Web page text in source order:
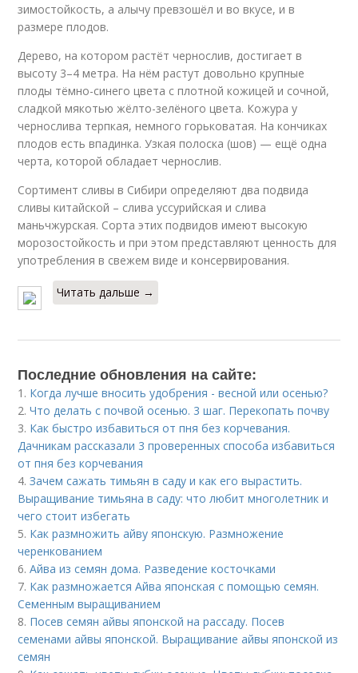
зимостойкость, а алычу превзошёл и во вкусе, и в
размере плодов.
Дерево, на котором растёт чернослив, достигает в
высоту 3–4 метра. На нём растут довольно крупные
плоды тёмно-синего цвета с плотной кожицей и сочной,
сладкой мякотью жёлто-зелёного цвета. Кожура у
чернослива терпкая, немного горьковатая. На кончиках
плодов есть впадинка. Узкая полоска (шов) — ещё одна
черта, которой обладает чернослив.
Сортимент сливы в Сибири определяют два подвида
сливы китайской – слива уссурийская и слива
маньчжурская. Сорта этих подвидов имеют высокую
морозостойкость и при этом представляют ценность для
употребления в свежем виде и консервирования.
Читать дальше →
Последние обновления на сайте:
1. Когда лучше вносить удобрения - весной или осенью?
2.Что делать с почвой осенью. 3 шаг. Перекопать почву
3. Как быстро избавиться от пня без корчевания.
Дачникам рассказали 3 проверенных способа избавиться
от пня без корчевания
4.Зачем сажать тимьян в саду и как его вырастить.
Выращивание тимьяна в саду: что любит многолетник и
чего стоит избегать
5. Как размножить айву японскую. Размножение
черенкованием
6.Айва из семян дома. Разведение косточками
7. Как размножается Айва японская с помощью семян.
Семенным выращиванием
8. Посев семян айвы японской на рассаду. Посев
семенами айвы японской. Выращивание айвы японской из
семян